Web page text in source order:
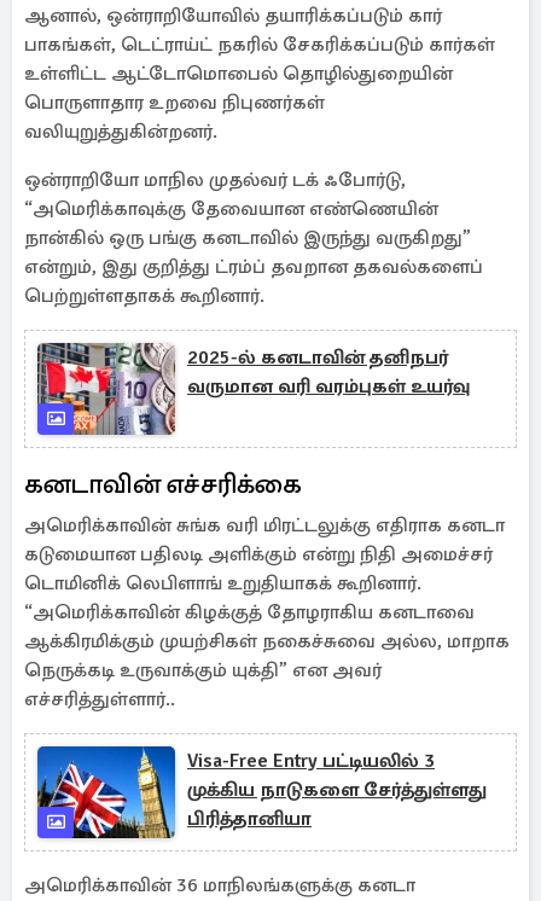
ஆனால், ஒன்ராறியோவில் தயாரிக்கப்படும் கார்
பாகங்கள், டெட்ராய்ட் நகரில் சேகரிக்கப்படும் கார்கள்
உள்ளிட்ட ஆட்டோமொபைல் தொழில்துறையின்
பொருளாதார உறவை நிபுணர்கள்
வலியுறுத்துகின்றனர்.
ஒன்ராறியோ மாநில முதல்வர் டக் ஃபோர்டு,
“அமெரிக்காவுக்கு தேவையான எண்ணெயின்
நான்கில் ஒரு பங்கு கனடாவில் இருந்து வருகிறது”
என்றும், இது குறித்து ட்ரம்ப் தவறான தகவல்களைப்
பெற்றுள்ளதாகக் கூறினார்.
2025-ல் கனடாவின் தனிநபர்
வருமான வரி வரம்புகள் உயர்வு
கனடாவின் எச்சரிக்கை
அமெரிக்காவின் சுங்க வரி மிரட்டலுக்கு எதிராக கனடா
கடுமையான பதிலடி அளிக்கும் என்று நிதி அமைச்சர்
டொமினிக் லெபிளாங் உறுதியாகக் கூறினார்.
“அமெரிக்காவின் கிழக்குத் தோழராகிய கனடாவை
ஆக்கிரமிக்கும் முயற்சிகள் நகைச்சுவை அல்ல, மாறாக
நெருக்கடி உருவாக்கும் யுக்தி” என அவர்
எச்சரித்துள்ளார்..
Visa-Free Entry பட்டியலில் 3
முக்கிய நாடுகளை சேர்த்துள்ளது
பிரித்தானியா
அமெரிக்காவின் 36 மாநிலங்களுக்கு கனடா